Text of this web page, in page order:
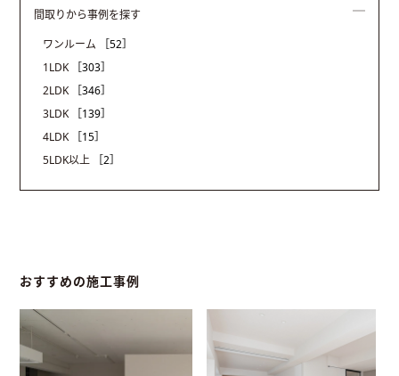
間取りから事例を探す
ワンルーム
［52］
1LDK
［303］
2LDK
［346］
3LDK
［139］
4LDK
［15］
5LDK以上
［2］
おすすめの施工事例